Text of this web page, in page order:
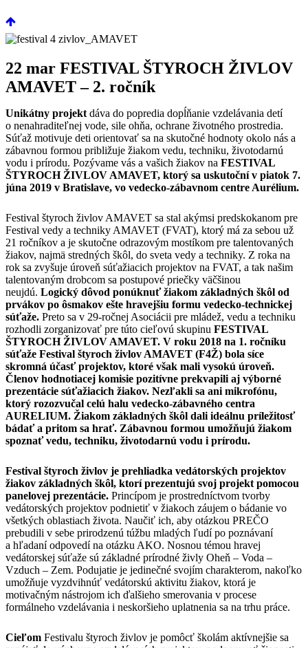
22 mar FESTIVAL ŠTYROCH ŽIVLOV
AMAVET – 2. ročník
Unikátny projekt dáva do popredia dopĺňanie vzdelávania detí
o nenahraditeľnej vode, sile ohňa, ochrane životného prostredia.
Súťaž motivuje deti orientovať sa na skutočné hodnoty okolo nás a
zábavnou formou približuje žiakom vedu, techniku, životodarnú
vodu i prírodu. Pozývame vás a vašich žiakov na FESTIVAL
ŠTYROCH ŽIVLOV AMAVET, ktorý sa uskutoční v piatok 7.
júna 2019 v Bratislave, vo vedecko-zábavnom centre Aurélium.
Festival štyroch živlov AMAVET sa stal akýmsi predskokanom pre
Festival vedy a techniky AMAVET (FVAT), ktorý má za sebou už
21 ročníkov a je skutočne odrazovým mostíkom pre talentovaných
žiakov, najmä stredných škôl, do sveta vedy a techniky. Z roka na
rok sa zvyšuje úroveň súťažiacich projektov na FVAT, a tak našim
talentovaným drobcom sa postupové priečky väčšinou
neujdú. Logický dôvod ponúknuť žiakom základných škôl od
prvákov po ôsmakov ešte hravejšiu formu vedecko-technickej
súťaže. Preto sa v 29-ročnej Asociácii pre mládež, vedu a techniku
rozhodli zorganizovať pre túto cieľovú skupinu FESTIVAL
ŠTYROCH ŽIVLOV AMAVET. V roku 2018 na 1. ročníku
súťaže Festival štyroch živlov AMAVET (F4Ž) bola síce
skromná účasť projektov, ktoré však mali vysokú úroveň.
Členov hodnotiacej komisie pozitívne prekvapili aj výborné
prezentácie súťažiacich žiakov. Nezľakli sa ani mikrofónu,
ktorý rozozvučal celú halu vedecko-zábavného centra
AURELIUM. Žiakom základných škôl dali ideálnu príležitosť
bádať a pritom sa hrať. Zábavnou formou umožňujú žiakom
spoznať vedu, techniku, životodarnú vodu i prírodu.
Festival štyroch živlov je prehliadka vedátorských projektov
žiakov základných škôl, ktorí prezentujú svoj projekt pomocou
panelovej prezentácie. Princípom je prostredníctvom tvorby
vedátorských projektov podnietiť v žiakoch záujem o bádanie vo
všetkých oblastiach života. Naučiť ich, aby otázkou PREČO
prebudili v sebe prirodzenú túžbu mladých ľudí po poznávaní
a hľadaní odpovedí na otázku AKO. Nosnou témou hravej
vedátorskej súťaže sú základné prírodné živly Oheň – Voda –
Vzduch – Zem. Podujatie je jedinečné svojím charakterom, nakoľko
umožňuje vyzdvihnúť vedátorskú aktivitu žiakov, ktorá je
motivačným nástrojom ich ďalšieho smerovania v procese
formálneho vzdelávania i neskoršieho uplatnenia sa na trhu práce.
Cieľom Festivalu štyroch živlov je pomôcť školám aktívnejšie sa